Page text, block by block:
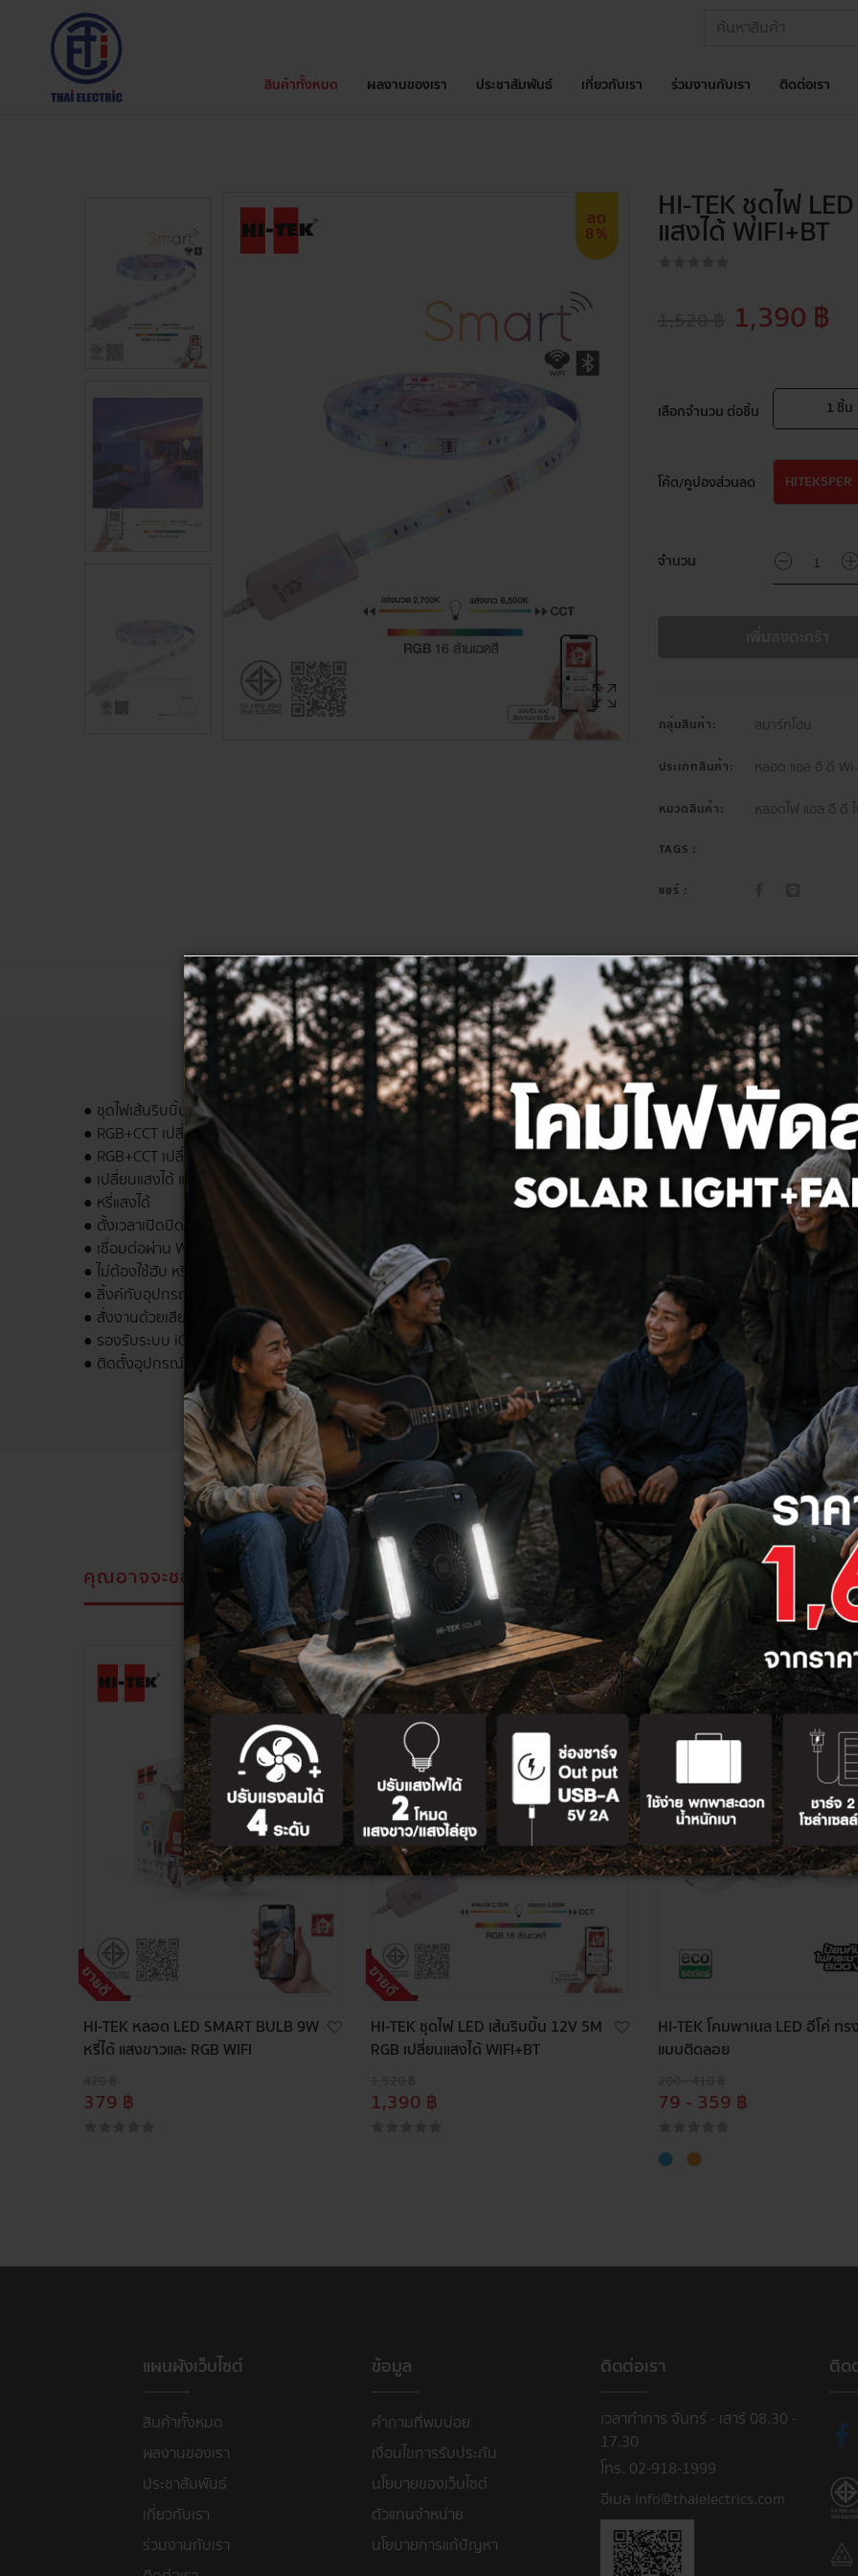
สินค้าทั้งหมด ผลงานของเรา ประชาสัมพันธ์ เกี่ยวกับเรา ร่วมงานกับเรา ติดต่อเรา
ลด
8%
HI-TEK ชุดไฟ
แสงได้ WIFI+BT
1,390 ฿
เลือกจำนวน ต่อชิ้น 1 ชิ้น
โค้ด/คูปองส่วนลด HITEK5PER
จำนวน
กลุ่มสินค้า: สมาร์ทโฮม
ประเภทสินค้า: หลอด แอล อี ดี
หมวดสินค้า: หลอดไฟ แอล อี ดี
TAGS :
แชร์ :
รายละเอียด สเปค รีวิว(0) ดาวน์โหลด
● ชุดไฟเส้นริบบิ้นยาว 5ม. มาพร้อมกล่องควบคุมแสงและเทปกาวติดตั้งง่ายด้วยตัวเอง
● RGB+CCT เปลี่ยนสีได้ 16ล้านเฉดสี
● RGB+CCT เปลี่ยนสีได้ 16ล้านเฉดสี
● เปลี่ยนแสงได้ แสงขาว ขาวนวล แสงนวล
● หรี่แสงได้
● ตั้งเวลาเปิดปิดได้
● เชื่อมต่อผ่าน WIFI ควบคุมการทำงานได้จากทุกที่ทั่วโลก
● ไม่ต้องใช้ฮับ หรือใช้อุปกรณ์อื่นเพิ่ม
● ลิ้งค์กับอุปกรณ์ Google Home ได้
● สั่งงานด้วยเสียงผ่าน Google Assistant ได้
● รองรับระบบ iOS และ Android
● ติดตั้งอุปกรณ์ได้ง่ายด้วยการเชื่อมต่อ Wi-Fi + Bluetooth
คุณอาจจะชอบสิ่งนี้ สินค้าที่ดูล่าสุด
ลด
9%
HI-TEK หลอด LED SMART BULB 9W
หรี่ได้ แสงขาวและ RGB WIFI
379 ฿
ลด
8%
HI-TEK ชุดไฟ LED เส้นริบบิ้น 12V 5M
RGB เปลี่ยนแสงได้ WIFI+BT
1,390 ฿
HI-TEK โคมพาเนล LED อีโค่ ท
แบบติดลอย
79 - 359 ฿
แผนผังเว็บไซต์
สินค้าทั้งหมด
ผลงานของเรา
ประชาสัมพันธ์
เกี่ยวกับเรา
ร่วมงานกับเรา
ข้อมูล
คำถามที่พบบ่อย
เงื่อนไขการรับประกัน
นโยบายของเว็บไซต์
ตัวแทนจำหน่าย
นโยบายการแก้ปัญหา
ติดต่อเรา
เวลาทำการ จันทร์ - เสาร์ 08.30 -
17.30
โทร. 02-918-1999
อีเมล info@thaielectrics.com
ติด